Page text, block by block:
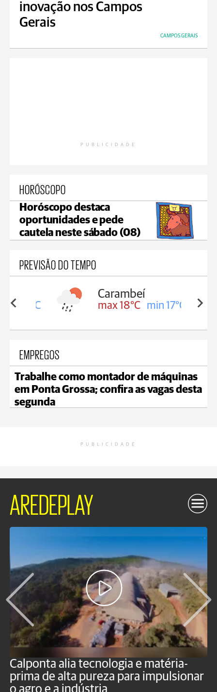
inovação nos Campos
Gerais
CAMPOS GERAIS
PUBLICIDADE
HORÓSCOPO
Horóscopo destaca
oportunidades e pede
cautela neste sábado (08)
PREVISÃO DO TEMPO
18°C
Carambeí
max 18°C min 17°C
EMPREGOS
Trabalhe como montador de máquinas
em Ponta Grossa; confira as vagas desta
segunda
PUBLICIDADE
AREDEPLAY
Calponta alia tecnologia e matéria-
prima de alta pureza para impulsionar
o agro e a indústria